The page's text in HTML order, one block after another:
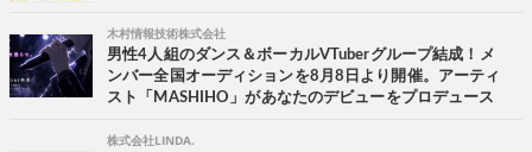
木村情報技術株式会社
男性4人組のダンス＆ボーカルVTuberグループ結成！メ
ンバー全国オーディションを8月8日より開催。アーティ
スト「MASHIHO」があなたのデビューをプロデュース
株式会社LINDA.